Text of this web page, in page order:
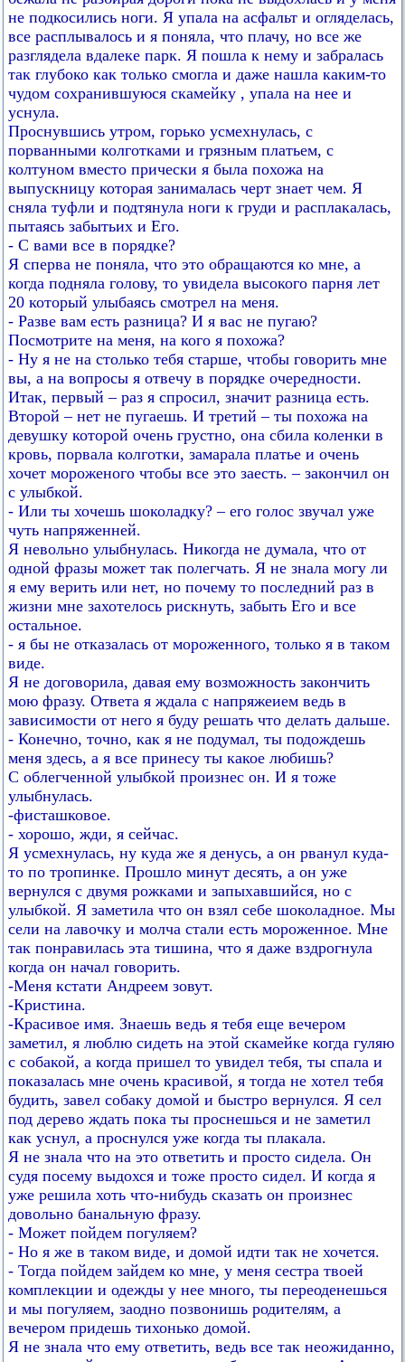
не подкосились ноги. Я упала на асфальт и огляделась,
все расплывалось и я поняла, что плачу, но все же
разглядела вдалеке парк. Я пошла к нему и забралась
так глубоко как только смогла и даже нашла каким-то
чудом сохранившуюся скамейку , упала на нее и
уснула.
Проснувшись утром, горько усмехнулась, с
порванными колготками и грязным платьем, с
колтуном вместо прически я была похожа на
выпускницу которая занималась черт знает чем. Я
сняла туфли и подтянула ноги к груди и расплакалась,
пытаясь забытьих и Его.
- С вами все в порядке?
Я сперва не поняла, что это обращаются ко мне, а
когда подняла голову, то увидела высокого парня лет
20 который улыбаясь смотрел на меня.
- Разве вам есть разница? И я вас не пугаю?
Посмотрите на меня, на кого я похожа?
- Ну я не на столько тебя старше, чтобы говорить мне
вы, а на вопросы я отвечу в порядке очередности.
Итак, первый – раз я спросил, значит разница есть.
Второй – нет не пугаешь. И третий – ты похожа на
девушку которой очень грустно, она сбила коленки в
кровь, порвала колготки, замарала платье и очень
хочет мороженого чтобы все это заесть. – закончил он
с улыбкой.
- Или ты хочешь шоколадку? – его голос звучал уже
чуть напряженней.
Я невольно улыбнулась. Никогда не думала, что от
одной фразы может так полегчать. Я не знала могу ли
я ему верить или нет, но почему то последний раз в
жизни мне захотелось рискнуть, забыть Его и все
остальное.
- я бы не отказалась от мороженного, только я в таком
виде.
Я не договорила, давая ему возможность закончить
мою фразу. Ответа я ждала с напряжеием ведь в
зависимости от него я буду решать что делать дальше.
- Конечно, точно, как я не подумал, ты подождешь
меня здесь, а я все принесу ты какое любишь?
С облегченной улыбкой произнес он. И я тоже
улыбнулась.
-фисташковое.
- хорошо, жди, я сейчас.
Я усмехнулась, ну куда же я денусь, а он рванул куда-
то по тропинке. Прошло минут десять, а он уже
вернулся с двумя рожками и запыхавшийся, но с
улыбкой. Я заметила что он взял себе шоколадное. Мы
сели на лавочку и молча стали есть мороженное. Мне
так понравилась эта тишина, что я даже вздрогнула
когда он начал говорить.
-Меня кстати Андреем зовут.
-Кристина.
-Красивое имя. Знаешь ведь я тебя еще вечером
заметил, я люблю сидеть на этой скамейке когда гуляю
с собакой, а когда пришел то увидел тебя, ты спала и
показалась мне очень красивой, я тогда не хотел тебя
будить, завел собаку домой и быстро вернулся. Я сел
под дерево ждать пока ты проснешься и не заметил
как уснул, а проснулся уже когда ты плакала.
Я не знала что на это ответить и просто сидела. Он
судя посему выдохся и тоже просто сидел. И когда я
уже решила хоть что-нибудь сказать он произнес
довольно банальную фразу.
- Может пойдем погуляем?
- Но я же в таком виде, и домой идти так не хочется.
- Тогда пойдем зайдем ко мне, у меня сестра твоей
комплекции и одежды у нее много, ты переоденешься
и мы погуляем, заодно позвонишь родителям, а
вечером придешь тихонько домой.
Я не знала что ему ответить, ведь все так неожиданно,